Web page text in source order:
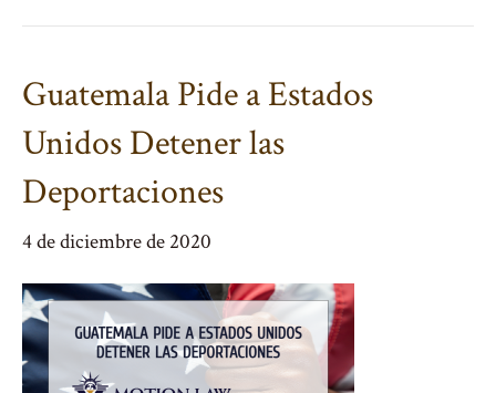
Guatemala Pide a Estados
Unidos Detener las
Deportaciones
4 de diciembre de 2020